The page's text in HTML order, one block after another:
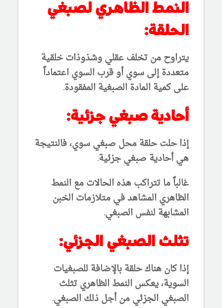
النمط الظاهري لصبغي
الحلقة:
يتراوح من تخلف عقلي وشذوذات خلقية
متعددة إلى سوي أو قرب السوي اعتماداً
على كمية المادة الصبغية المفقودة.
أحادية صبغي جزئية:
إذا حلت حلقة محل صبغي سوي، فالنتيجة
هي أحادية صبغي جزئية.
غالباً ما تتراكب هذه الحالات مع النمط
الظاهري المشاهد في متلازمات الخبن
المشابهة لنفس الصبغي.
تثلث الصبغي الجزئي:
إذا كان هناك حلقة بالإضافة للصبغيات
السوية، يعكس النمط الظاهري تثلث
الصبغي الجزئي من أجل ذلك الصبغي.